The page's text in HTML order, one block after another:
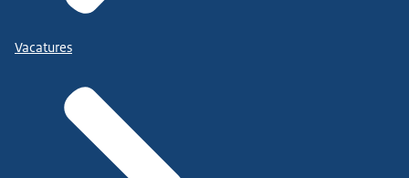
Vacatures